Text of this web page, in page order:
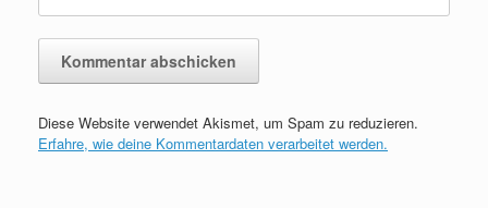
Diese Website verwendet Akismet, um Spam zu reduzieren.
Erfahre, wie deine Kommentardaten verarbeitet werden.